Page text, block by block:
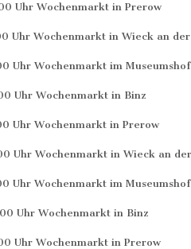
Uhr Wochenmarkt in Prerow
Uhr Wochenmarkt in Wieck an
Uhr Wochenmarkt im
Uhr Wochenmarkt in Binz
Uhr Wochenmarkt in Prerow
Uhr Wochenmarkt in Wieck an
Uhr Wochenmarkt im
Uhr Wochenmarkt in Binz
Uhr Wochenmarkt in Prerow